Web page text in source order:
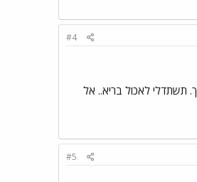
#4
תשתדלי לאכול בריא.. אל
#5